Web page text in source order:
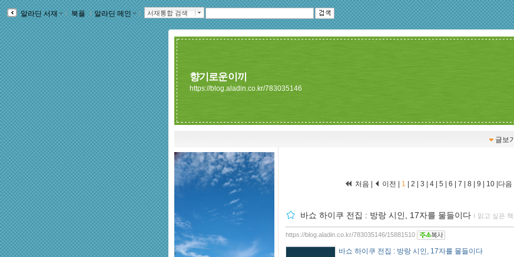
알라딘 서재 ｌ 북플 ｌ 알라딘 메인 ｌ 서재통합 검색
향기로운이끼
https://blog.aladin.co.kr/783035146
글보기
처음 | 이전 | 1 2 3 4 5 6 7 8 9 10 다음
바쇼 하이쿠 전집 : 방랑 시인, 17자를 물들이다 ｌ 읽고 싶은 책
https://blog.aladin.co.kr/783035146/15881510
바쇼 하이쿠 전집 : 방랑 시인, 17자를 물들이다